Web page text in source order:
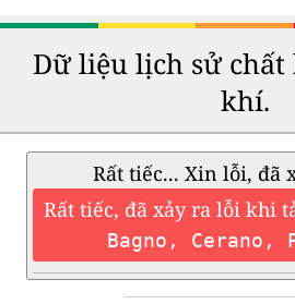
Dữ liệu lịch sử
khí.
Rất tiếc... Xin lỗi, đã
Rất tiếc, đã xảy ra lỗi khi
Bagno, Cerano,